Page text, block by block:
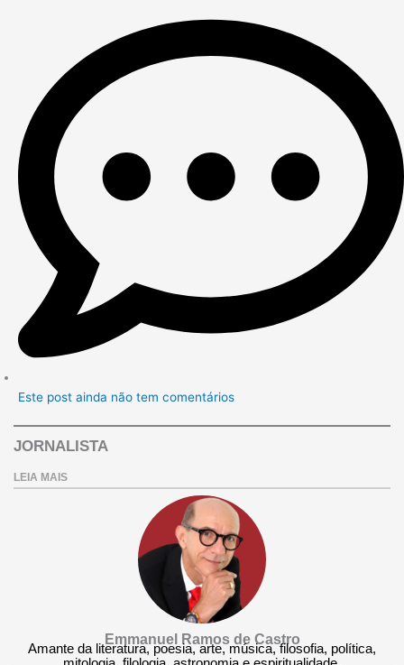
Este post ainda não tem comentários
JORNALISTA
LEIA MAIS
Emmanuel Ramos de Castro
Amante da literatura, poesia, arte, música, filosofia, política,